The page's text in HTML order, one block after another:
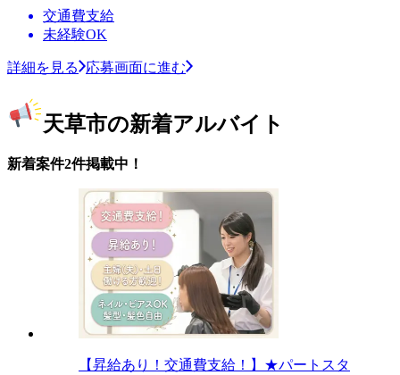
交通費支給
未経験OK
詳細を見る 応募画面に進む
天草市の新着アルバイト
新着案件2件掲載中！
【昇給あり！交通費支給！】★パートスタ